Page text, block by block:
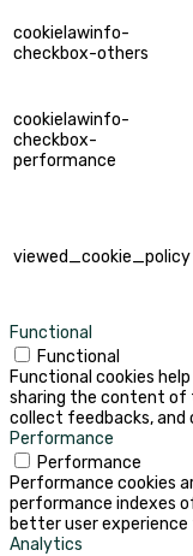
cookielawinfo-
checkbox-others
cookielawinfo-
checkbox-
performance
viewed_cookie_policy
Functional
Functional
Functional cookies
sharing the content of
collect feedbacks,
Performance
Performance
Performance cookies
performance indexes
better user
Analytics